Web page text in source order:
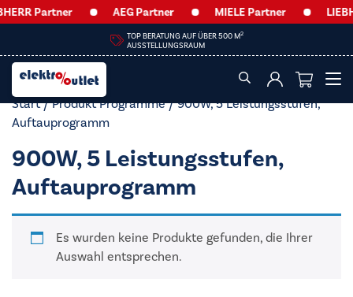
Partner AEG Partner MIELE Partner
TOP BERATUNG AUF ÜBER 500 M2
AUSSTELLUNGSRAUM
Start/ Produkt Programme / 900W, 5 Leistungsstufen,
Auftauprogramm
900W, 5 Leistungsstufen,
Auftauprogramm
Es wurden keine Produkte gefunden, die Ihrer
Auswahl entsprechen.